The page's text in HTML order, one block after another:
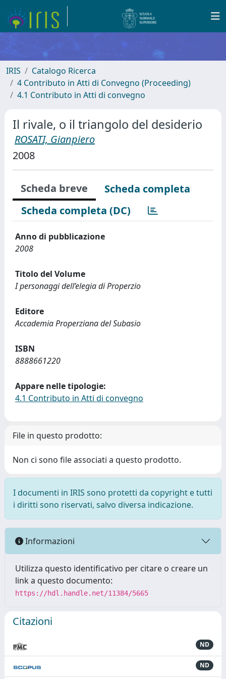
IRIS
Catalogo Ricerca
4 Contributo in Atti di Convegno (Proceeding)
4.1 Contributo in Atti di convegno
Il rivale, o il triangolo del desiderio
ROSATI, Gianpiero
2008
Scheda breve
Scheda completa
Scheda completa (DC)
Anno di pubblicazione
2008
Titolo del Volume
I personaggi dell’elegia di Properzio
Editore
Accademia Properziana del Subasio
ISBN
8888661220
Appare nelle tipologie:
4.1 Contributo in Atti di convegno
File in questo prodotto:
Non ci sono file associati a questo prodotto.
I documenti in IRIS sono protetti da copyright e tutti
i diritti sono riservati, salvo diversa indicazione.
Informazioni
Utilizza questo identificativo per citare o creare un
link a questo documento:
https://hdl.handle.net/11384/5665
Citazioni
ND
ND